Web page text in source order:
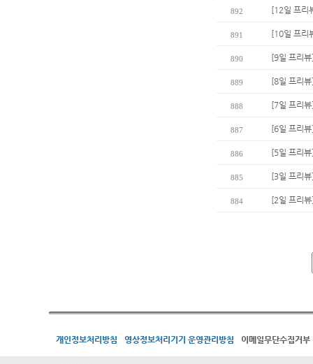
892 [12일 프리
891 [10일 프리
890 [9일 프리
889 [8일 프리
888 [7일 프리
887 [6일 프리
886 [5일 프리
885 [3일 프리
884 [2일 프리
개인정보처리방침 영상정보처리기기 운영관리방침 이메일무단수집거부